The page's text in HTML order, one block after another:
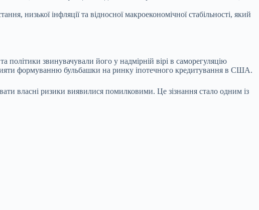
низької інфляції та відносної макроекономічної стабільності, який
політики звинувачували його у надмірній вірі в саморегуляцію
формуванню бульбашки на ринку іпотечного кредитування в США.
власні ризики виявилися помилковими. Це зізнання стало одним із